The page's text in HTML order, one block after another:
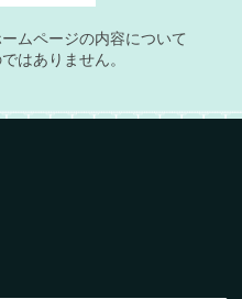
ムページの内容について
はありません。